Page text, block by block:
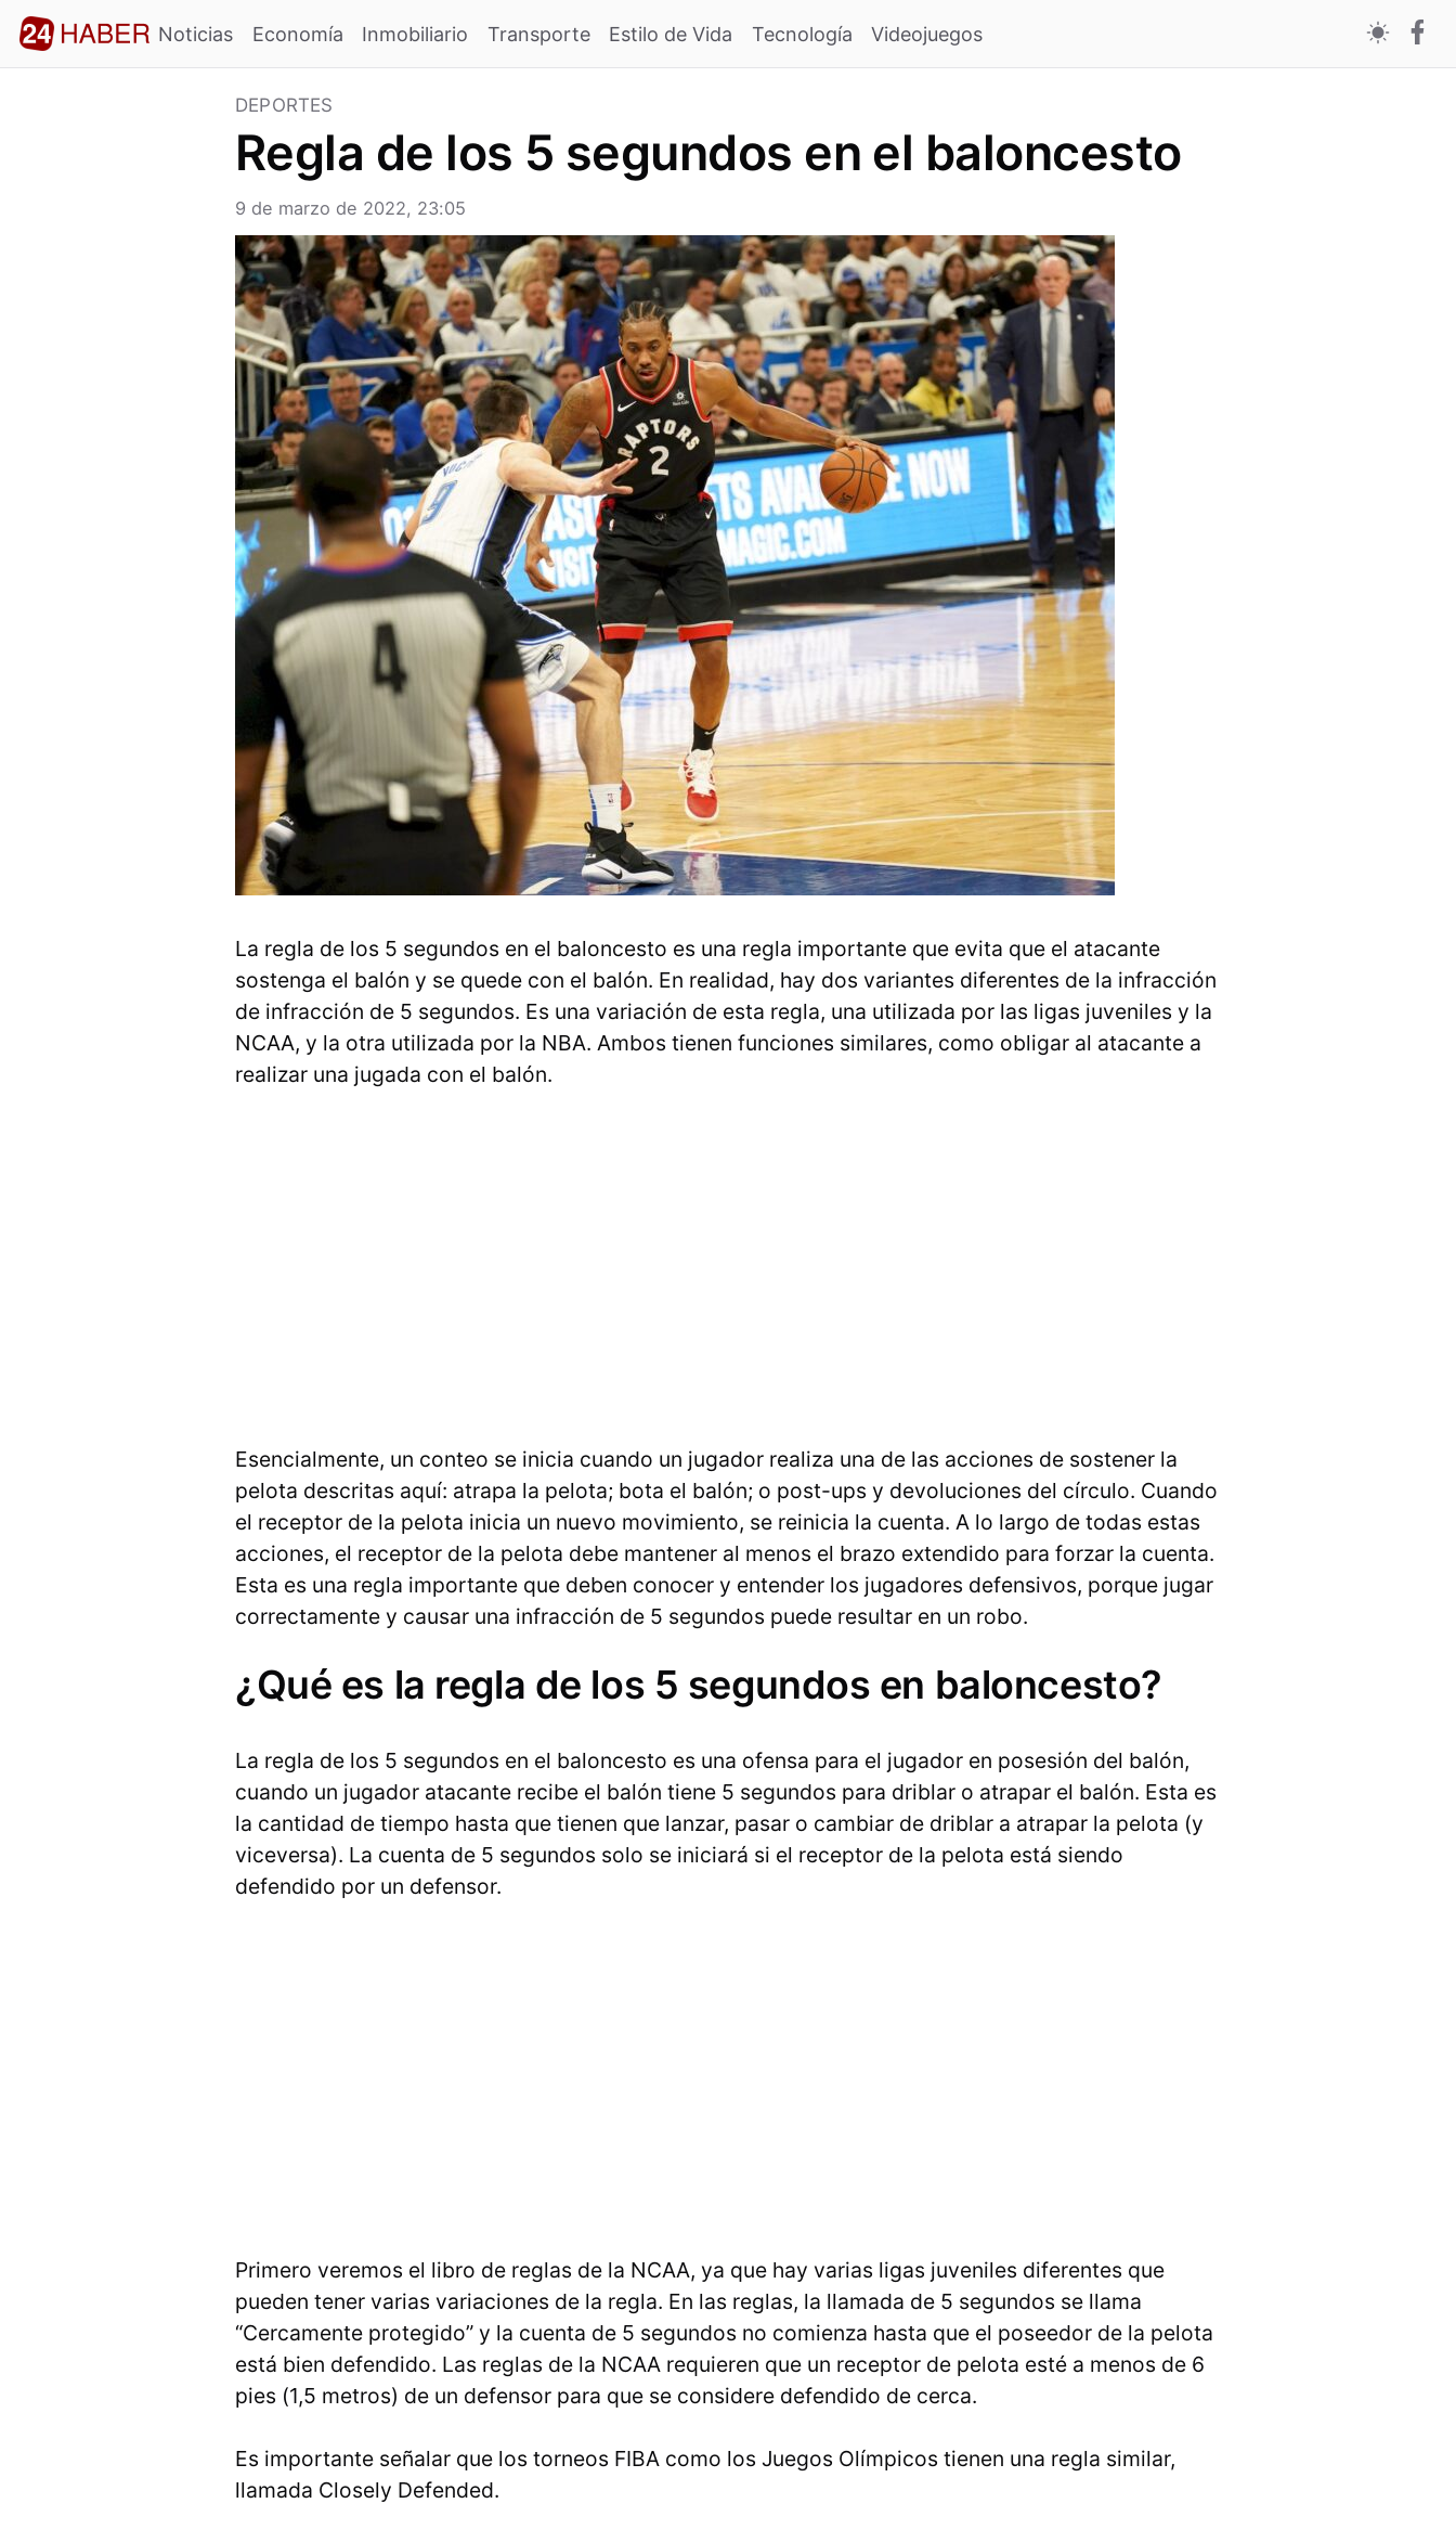
Noticias Economía Inmobiliario Transporte Estilo de Vida Tecnología Videojuegos
DEPORTES
Regla de los 5 segundos en el baloncesto
9 de marzo de 2022, 23:05
La regla de los 5 segundos en el baloncesto es una regla importante que evita que el atacante
sostenga el balón y se quede con el balón. En realidad, hay dos variantes diferentes de la infracción
de infracción de 5 segundos. Es una variación de esta regla, una utilizada por las ligas juveniles y la
NCAA, y la otra utilizada por la NBA. Ambos tienen funciones similares, como obligar al atacante a
realizar una jugada con el balón.
Esencialmente, un conteo se inicia cuando un jugador realiza una de las acciones de sostener la
pelota descritas aquí: atrapa la pelota; bota el balón; o post-ups y devoluciones del círculo. Cuando
el receptor de la pelota inicia un nuevo movimiento, se reinicia la cuenta. A lo largo de todas estas
acciones, el receptor de la pelota debe mantener al menos el brazo extendido para forzar la cuenta.
Esta es una regla importante que deben conocer y entender los jugadores defensivos, porque jugar
correctamente y causar una infracción de 5 segundos puede resultar en un robo.
¿Qué es la regla de los 5 segundos en baloncesto?
La regla de los 5 segundos en el baloncesto es una ofensa para el jugador en posesión del balón,
cuando un jugador atacante recibe el balón tiene 5 segundos para driblar o atrapar el balón. Esta es
la cantidad de tiempo hasta que tienen que lanzar, pasar o cambiar de driblar a atrapar la pelota (y
viceversa). La cuenta de 5 segundos solo se iniciará si el receptor de la pelota está siendo
defendido por un defensor.
Primero veremos el libro de reglas de la NCAA, ya que hay varias ligas juveniles diferentes que
pueden tener varias variaciones de la regla. En las reglas, la llamada de 5 segundos se llama
“Cercamente protegido” y la cuenta de 5 segundos no comienza hasta que el poseedor de la pelota
está bien defendido. Las reglas de la NCAA requieren que un receptor de pelota esté a menos de 6
pies (1,5 metros) de un defensor para que se considere defendido de cerca.
Es importante señalar que los torneos FIBA ​​como los Juegos Olímpicos tienen una regla similar,
llamada Closely Defended.